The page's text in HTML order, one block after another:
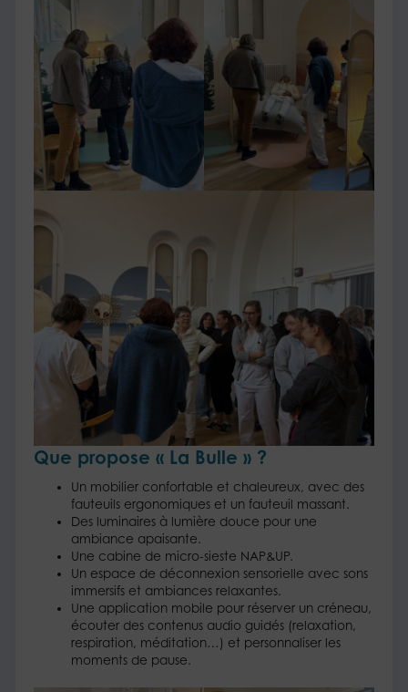
Que propose « La Bulle » ?
Un mobilier confortable et chaleureux, avec des
fauteuils ergonomiques et un fauteuil massant.
Des luminaires à lumière douce pour une
ambiance apaisante.
Une cabine de micro-sieste NAP&UP.
Un espace de déconnexion sensorielle avec sons
immersifs et ambiances relaxantes.
Une application mobile pour réserver un créneau,
écouter des contenus audio guidés (relaxation,
respiration, méditation…) et personnaliser les
moments de pause.